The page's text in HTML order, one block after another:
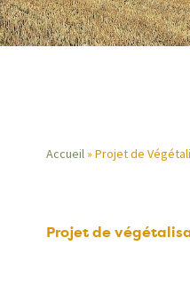
d'Ariane
Accueil Projet de
Projet de